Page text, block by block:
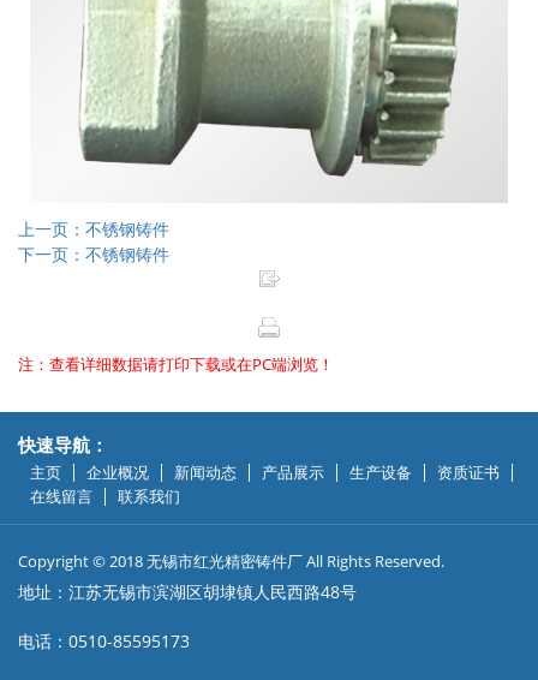
上一页：不锈钢铸件
下一页：不锈钢铸件
注：查看详细数据请打印下载或在PC端浏览！
快速导航：
主页 企业概况 新闻动态 产品展示 生产设备
资质证书
在线留言
联系我们
Copyright © 2018 无锡市红光精密铸件厂 All Rights Reserved.
地址：江苏无锡市滨湖区胡埭镇人民西路48号
电话：0510-85595173